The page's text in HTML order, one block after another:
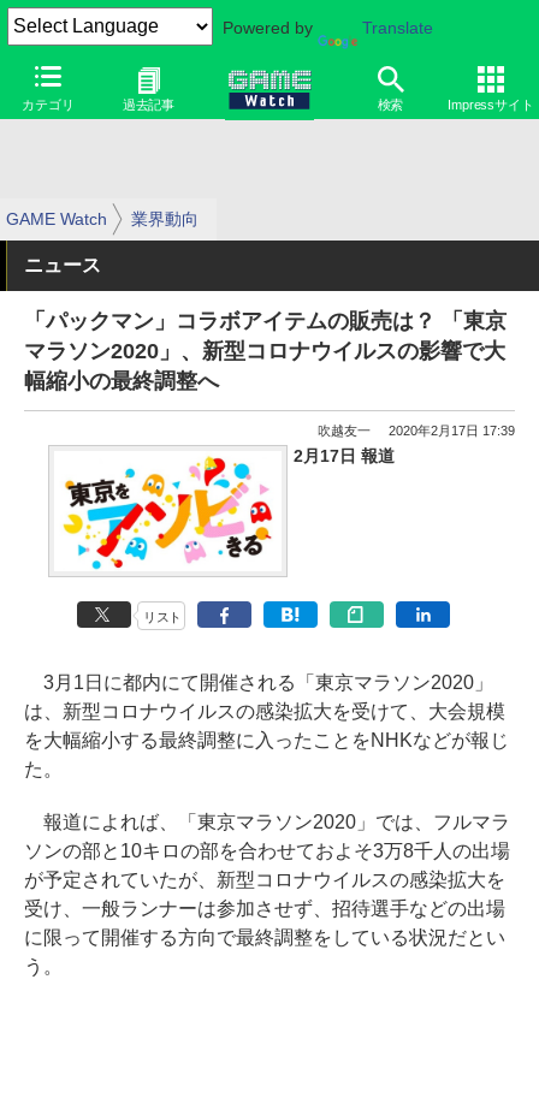
Powered by Translate
カテゴリ 過去記事 検索 Impressサイト
GAME Watch 業界動向
ニュース
「パックマン」コラボアイテムの販売は？ 「東京
マラソン2020」、新型コロナウイルスの影響で大
幅縮小の最終調整へ
吹越友一 2020年2月17日 17:39
2月17日 報道
リスト
3月1日に都内にて開催される「東京マラソン2020」
は、新型コロナウイルスの感染拡大を受けて、大会規模
を大幅縮小する最終調整に入ったことをNHKなどが報じ
た。
報道によれば、「東京マラソン2020」では、フルマラ
ソンの部と10キロの部を合わせておよそ3万8千人の出場
が予定されていたが、新型コロナウイルスの感染拡大を
受け、一般ランナーは参加させず、招待選手などの出場
に限って開催する方向で最終調整をしている状況だとい
う。